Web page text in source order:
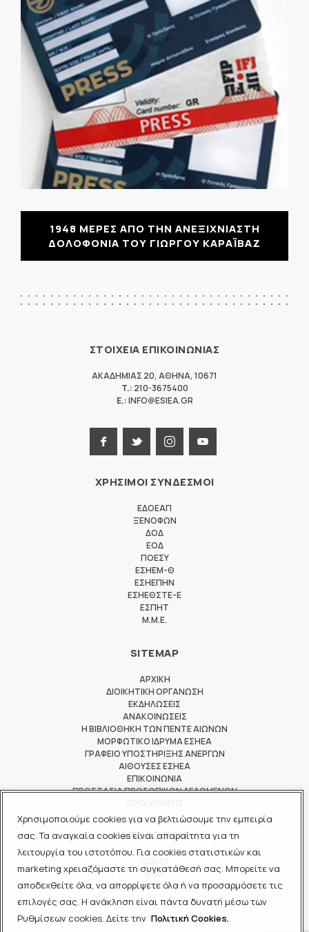
Χρησιμοποιούμε cookies για να βελτιώσουμε την εμπειρία
σας. Τα αναγκαία cookies είναι απαραίτητα για τη
λειτουργία του ιστοτόπου. Για cookies στατιστικών και
marketing χρειαζόμαστε τη συγκατάθεσή σας. Μπορείτε να
αποδεχθείτε όλα, να απορρίψετε όλα ή να προσαρμόσετε τις
επιλογές σας. Η ανάκληση είναι πάντα δυνατή μέσω των
Ρυθμίσεων cookies. Δείτε την Πολιτική Cookies.
1948 ΜΕΡΕΣ ΑΠΟ ΤΗΝ ΑΝΕΞΙΧΝΙΑΣΤΗ
ΔΟΛΟΦΟΝΙΑ ΤΟΥ ΓΙΩΡΓΟΥ ΚΑΡΑΪΒΑΖ
ΣΤΟΙΧΕΙΑ ΕΠΙΚΟΙΝΩΝΙΑΣ
ΑΚΑΔΗΜΙΑΣ 20, ΑΘΗΝΑ, 10671
T.: 210-3675400
E.:INFO@ESIEA.GR
ΧΡΗΣΙΜΟΙ ΣΥΝΔΕΣΜΟΙ
ΕΔΟΕΑΠ
ΞΕΝΟΦΩΝ
ΔΟΔ
ΕΟΔ
ΠΟΕΣΥ
ΕΣΗΕΜ-Θ
ΕΣΗΕΠΗΝ
ΕΣΗΕΘΣΤΕ-Ε
ΕΣΠΗΤ
M.M.E.
SITEMAP
ΑΡΧΙΚΗ
ΔΙΟΙΚΗΤΙΚΗ ΟΡΓΑΝΩΣΗ
ΕΚΔΗΛΩΣΕΙΣ
ΑΝΑΚΟΙΝΩΣΕΙΣ
Η ΒΙΒΛΙΟΘΗΚΗ ΤΩΝ ΠΕΝΤΕ ΑΙΩΝΩΝ
ΜΟΡΦΩΤΙΚΟ ΙΔΡΥΜΑ ΕΣΗΕΑ
ΓΡΑΦΕΙΟ ΥΠΟΣΤΗΡΙΞΗΣ ΑΝΕΡΓΩΝ
ΑΙΘΟΥΣΕΣ ΕΣΗΕΑ
ΕΠΙΚΟΙΝΩΝΙΑ
ΠΡΟΣΤΑΣΙΑ ΠΡΟΣΩΠΙΚΩΝ ΔΕΔΟΜΕΝΩΝ
ΜΕΛΟΣ ΤΩΝ
ΔΟΔ
ΕΟΔ